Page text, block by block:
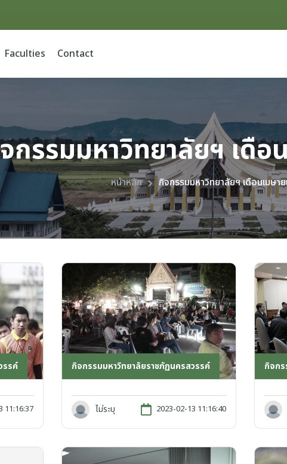
Faculties Contact
กรรมมหาวิทยาลัยฯ เดือ
หน้าหลัก กิจกรรมมหาวิทยาลัยฯ เดือนเมษา
รรค์
11:16:37
กิจกรรมมหาวิทยาลัยราชภัฏนครสวรรค์
ไม่ระบุ 2023-02-13 11:16:40
กิจกร